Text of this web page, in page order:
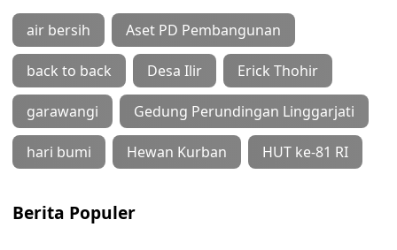
air bersih Aset PD Pembangunan
back to back Desa Ilir Erick Thohir
garawangi Gedung Perundingan Linggarjati
hari bumi Hewan Kurban HUT ke-81 RI
Berita Populer